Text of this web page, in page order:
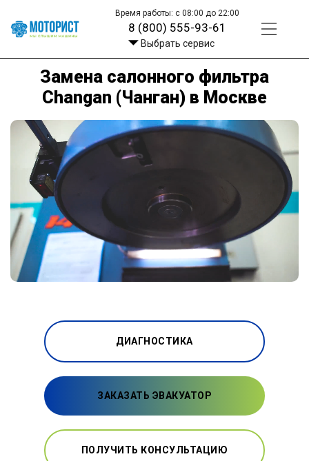
Время работы: с 08:00 до 22:00
8 (800) 555-93-61
Выбрать сервис
Замена салонного фильтра
Changan (Чанган) в Москве
ДИАГНОСТИКА
ЗАКАЗАТЬ ЭВАКУАТОР
ПОЛУЧИТЬ КОНСУЛЬТАЦИЮ